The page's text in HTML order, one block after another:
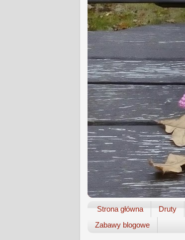
Strona główna Druty
Zabawy blogowe